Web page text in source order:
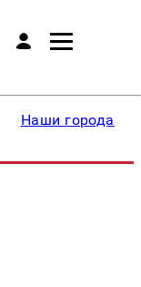
Наши города